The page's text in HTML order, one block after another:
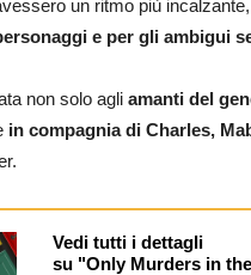
un ritmo più
e per gli ambigui
non solo agli amanti del
in compagnia di Charles,
Vedi tutti i dettagli
su "Only Murders in